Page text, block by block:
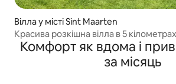
Вілла у місті Sint Maarten
Красива розкішна вілла в 5
Комфорт як вдома і
за місяць